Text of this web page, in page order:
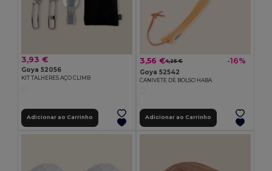
3,93 €
Goya 52056
KIT TALHERES AÇO CLIMB
Adicionar ao Carrinho
3,56 €4,25 € -16%
Goya 52542
CANIVETE DE BOLSO HABA
Adicionar ao Carrinho